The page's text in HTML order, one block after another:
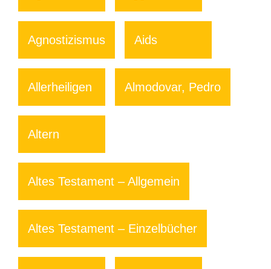
Agnostizismus Aids
Allerheiligen Almodovar, Pedro
Altern
Altes Testament – Allgemein
Altes Testament – Einzelbücher